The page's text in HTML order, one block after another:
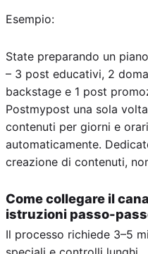
Esempio:
State preparando un
– 3 post educativi, 2
backstage e 1 post
Postmypost una sola
contenuti per giorni e
automaticamente.
creazione di contenuti,
Come collegare il
istruzioni passo-
Il processo richiede 3–5